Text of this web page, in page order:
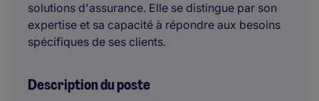
solutions d'assurance. Elle se distingue par son
expertise et sa capacité à répondre aux besoins
spécifiques de ses clients.
Description du poste